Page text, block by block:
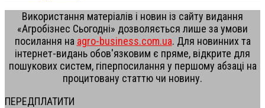
Використання матеріалів і новин із сайту видання
«Агробізнес Сьогодні» дозволяється лише за умови
посилання на agro-business.com.ua. Для новинних та
інтернет-видань обов'язковим є пряме, відкрите для
пошукових систем, гіперпосилання у першому абзаці на
процитовану статтю чи новину.
ПЕРЕДПЛАТИТИ